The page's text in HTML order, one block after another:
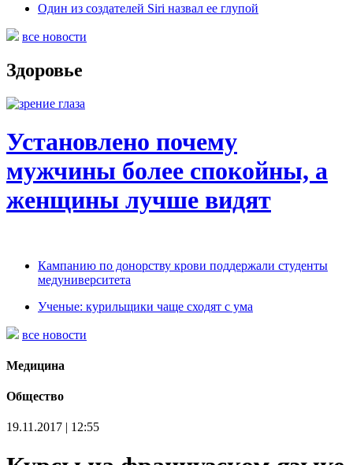
Один из создателей Siri назвал ее глупой
все новости
Здоровье
Установлено почему
мужчины более спокойны, а
женщины лучше видят
Кампанию по донорству крови поддержали студенты
медуниверситета
Ученые: курильщики чаще сходят с ума
все новости
Медицина
Общество
19.11.2017 | 12:55